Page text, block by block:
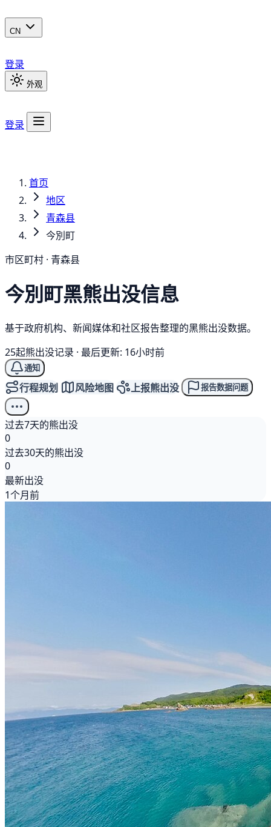
CN
登录
外观
登录
首页
地区
青森县
今別町
市区町村 · 青森县
今別町黑熊出没信息
基于政府机构、新闻媒体和社区报告整理的黑熊出没数据。
25起熊出没记录 · 最后更新: 16小时前
通知
行程规划 风险地图 上报熊出没 报告数据问题
过去7天的熊出没
0
过去30天的熊出没
0
最新出没
1个月前